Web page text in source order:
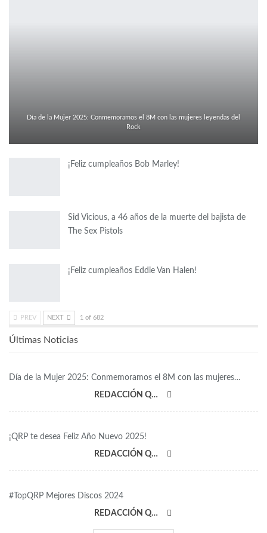
Día de la Mujer 2025: Conmemoramos el 8M con las mujeres leyendas del
Rock
¡Feliz cumpleaños Bob Marley!
Sid Vicious, a 46 años de la muerte del bajista de
The Sex Pistols
¡Feliz cumpleaños Eddie Van Halen!
PREV NEXT 1 of 682
Últimas Noticias
Día de la Mujer 2025: Conmemoramos el 8M con las mujeres…
REDACCIÓN QRP
¡QRP te desea Feliz Año Nuevo 2025!
REDACCIÓN QRP
#TopQRP Mejores Discos 2024
REDACCIÓN QRP